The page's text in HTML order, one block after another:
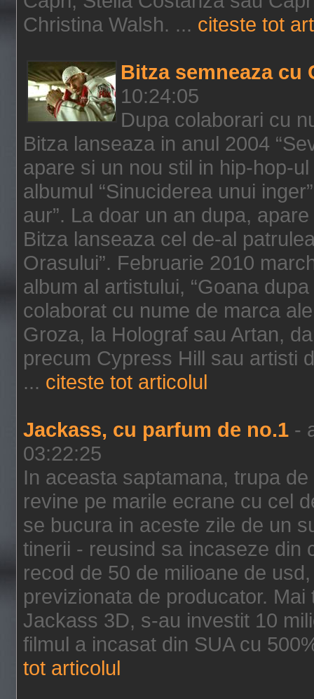
Christina Walsh. ... citeste tot
Bitza semneaza cu
10:24:05
Dupa colaborari cu
Bitza lanseaza in anul 2004
apare si un nou stil in hip-hop-
albumul “Sinuciderea unui
aur”. La doar un an dupa,
Bitza lanseaza cel de-al
Orasului”. Februarie 2010
album al artistului, “Goana
colaborat cu nume de marca
Groza, la Holograf sau Artan,
precum Cypress Hill sau artisti
... citeste tot articolul
Jackass, cu parfum de no.1 -
03:22:25
In aceasta saptamana, trupa
revine pe marile ecrane cu cel
se bucura in aceste zile de un
tinerii - reusind sa incaseze din
recod de 50 de milioane de
previzionata de producator.
Jackass 3D, s-au investit 10
filmul a incasat din SUA cu
tot articolul